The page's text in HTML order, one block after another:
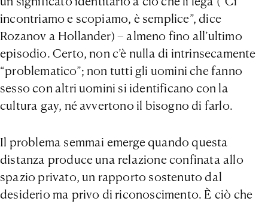
incontriamo e scopiamo, è semplice”, dice
Rozanov a Hollander) – almeno fino all’ultimo
episodio. Certo, non c’è nulla di intrinsecamente
“problematico”; non tutti gli uomini che fanno
sesso con altri uomini si identificano con la
cultura gay, né avvertono il bisogno di farlo.
Il problema semmai emerge quando questa
distanza produce una relazione confinata allo
spazio privato, un rapporto sostenuto dal
desiderio ma privo di riconoscimento. È ciò che